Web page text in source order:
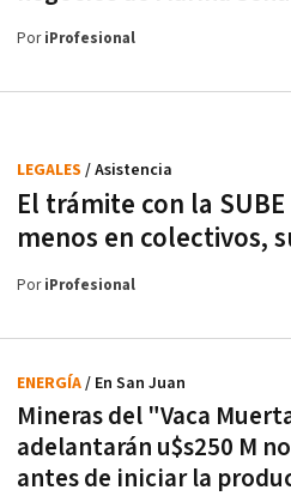
PoriProfesional
El trámite con la
menos en colectivos,
LEGALES / Asistencia
PoriProfesional
Mineras del "Vaca
adelantarán u$s250 M
antes de iniciar la
ENERGÍA/ En San Juan